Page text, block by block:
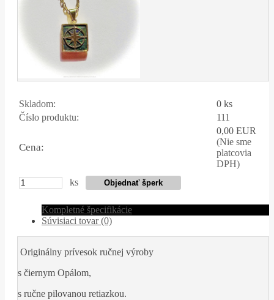
Skladom:
0 ks
Číslo produktu:
111
Cena:
0,00 EUR
(Nie sme
platcovia
DPH)
ks
Kompletné špecifikácie
Súvisiaci tovar (0)
Originálny prívesok ručnej výroby
s čiernym Opálom,
s ručne pilovanou retiazkou.